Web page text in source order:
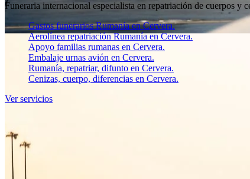
Funeraria internacional especialista en repatriación de cuerpos y
Gastos funerarios Rumanía en Cervera.
Aerolínea repatriación Rumanía en Cervera.
Apoyo familias rumanas en Cervera.
Embalaje urnas avión en Cervera.
Rumanía, repatriar, difunto en Cervera.
Cenizas, cuerpo, diferencias en Cervera.
Ver servicios